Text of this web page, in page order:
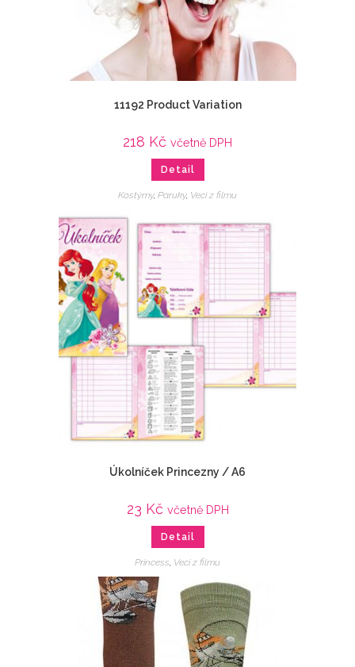
11192 Product Variation
218 Kč včetně DPH
Detail
Kostýmy, Paruky, Veci z filmu
Úkolníček Princezny / A6
23 Kč včetně DPH
Detail
Princess Veci z filmu